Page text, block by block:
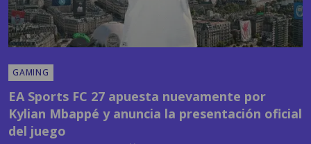
GAMING
Kylian Mbappé y anuncia la presentación oficial
del juego
PORSANDY SANDOVAL 09:24 AM, JUL 22